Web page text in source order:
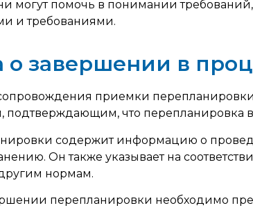
могут помочь в понимании
и требованиями.
о завершении в
приемки
что перепланировка
содержит информацию о
Он также указывает на
нормам.
перепланировки необходимо